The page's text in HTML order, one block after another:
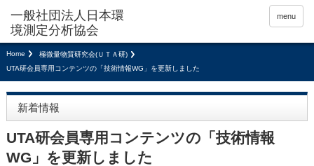
menu
Home
極微量物質研究会(ＵＴＡ研)
UTA研会員専用コンテンツの「技術情報WG」を更新しました
新着情報
UTA研会員専用コンテンツの「技術情報
WG」を更新しました